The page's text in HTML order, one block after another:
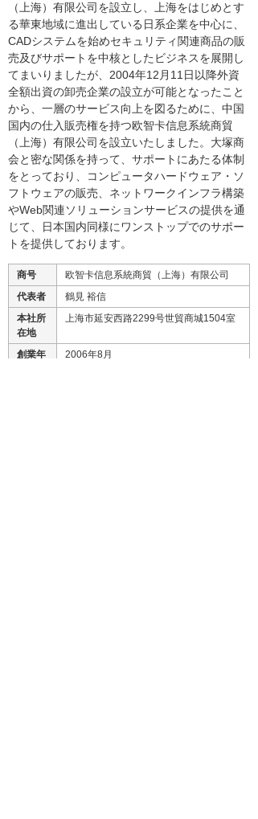
（上海）有限公司を設立し、上海をはじめとす
る華東地域に進出している日系企業を中心に、
CADシステムを始めセキュリティ関連商品の販
売及びサポートを中核としたビジネスを展開し
てまいりましたが、2004年12月11日以降外資
全額出資の卸売企業の設立が可能となったこと
から、一層のサービス向上を図るために、中国
国内の仕入販売権を持つ欧智卡信息系統商貿
（上海）有限公司を設立いたしました。大塚商
会と密な関係を持って、サポートにあたる体制
をとっており、コンピュータハードウェア・ソ
フトウェアの販売、ネットワークインフラ構築
やWeb関連ソリューションサービスの提供を通
じて、日本国内同様にワンストップでのサポー
トを提供しております。
商号
欧智卡信息系統商貿（上海）有限公司
代表者
鶴見 裕信
本社所
在地
上海市延安西路2299号世貿商城1504室
創業年
2006年8月